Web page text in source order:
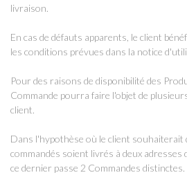
livraison.
En cas de défauts apparents, le client
les conditions prévues dans la notice
Pour des raisons de disponibilité des
Commande pourra faire l'objet de
client.
Dans l'hypothèse où le client souhaiterait
commandés soient livrés à deux adresses
ce dernier passe 2 Commandes distinctes.